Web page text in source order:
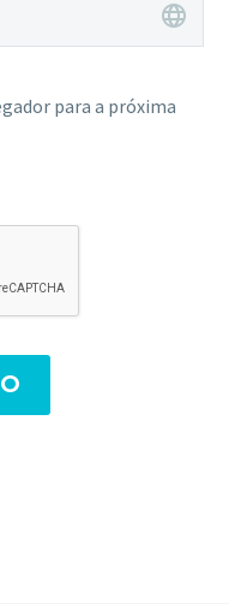
para a próxima